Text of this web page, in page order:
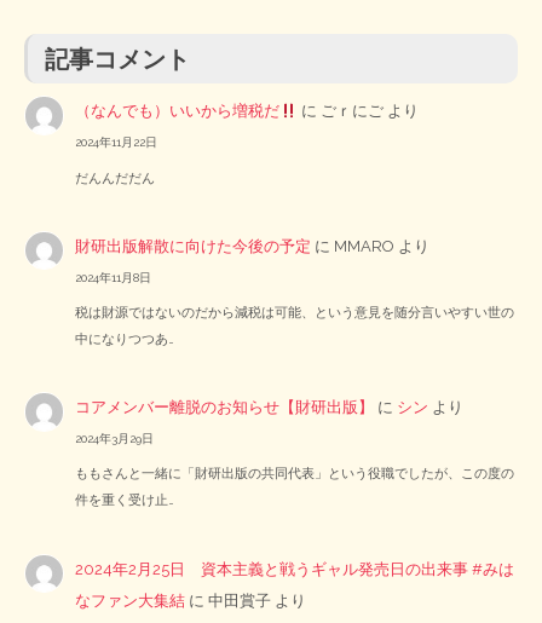
記事コメント
（なんでも）いいから増税だ に ごｒにご より
2024年11月22日
だんんだだん
財研出版解散に向けた今後の予定 に MMARO より
2024年11月8日
税は財源ではないのだから減税は可能、という意見を随分言いやすい世の
中になりつつあ…
コアメンバー離脱のお知らせ【財研出版】 に シン より
2024年3月29日
ももさんと一緒に「財研出版の共同代表」という役職でしたが、この度の
件を重く受け止…
2024年2月25日 資本主義と戦うギャル発売日の出来事 #みは
なファン大集結 に中田賞子 より